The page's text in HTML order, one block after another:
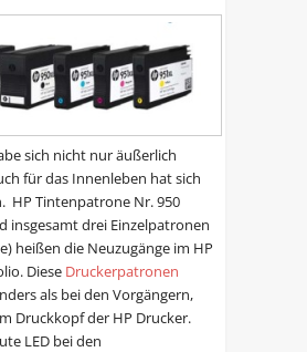
sich nicht nur äußerlich
für das Innenleben hat sich
HP Tintenpatrone Nr. 950
insgesamt drei Einzelpatronen
heißen die Neuzugänge im HP
Diese Druckerpatronen
als bei den Vorgängern,
Druckkopf der HP Drucker.
LED bei den